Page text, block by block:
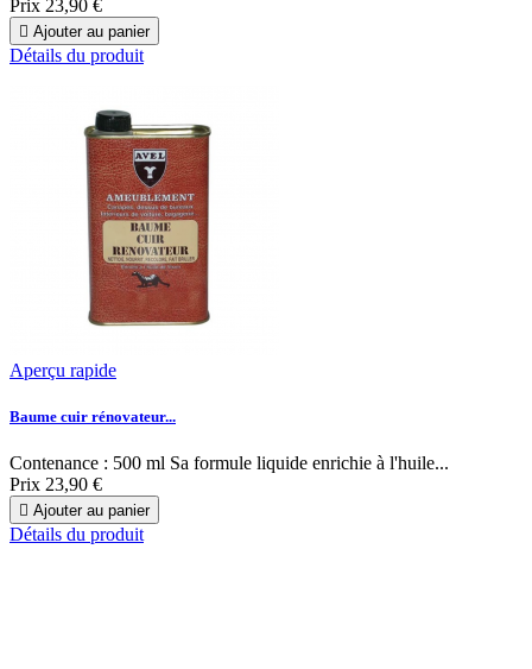
Prix 23,90 €
 Ajouter au panier
Détails du produit
Aperçu rapide
Baume cuir rénovateur...
Contenance : 500 ml Sa formule liquide enrichie à l'huile...
Prix 23,90 €
 Ajouter au panier
Détails du produit